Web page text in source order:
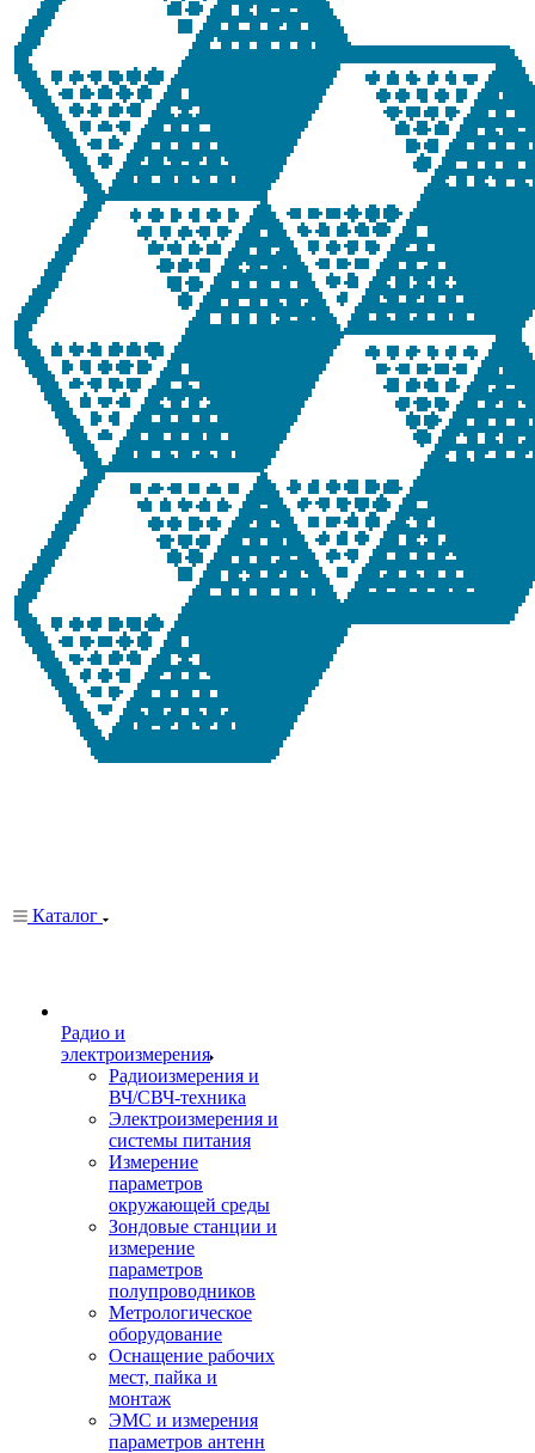
Каталог
Радио и
электроизмерения
Радиоизмерения и
ВЧ/СВЧ-техника
Электроизмерения и
системы питания
Измерение
параметров
окружающей среды
Зондовые станции и
измерение
параметров
полупроводников
Метрологическое
оборудование
Оснащение рабочих
мест, пайка и
монтаж
ЭМС и измерения
параметров антенн